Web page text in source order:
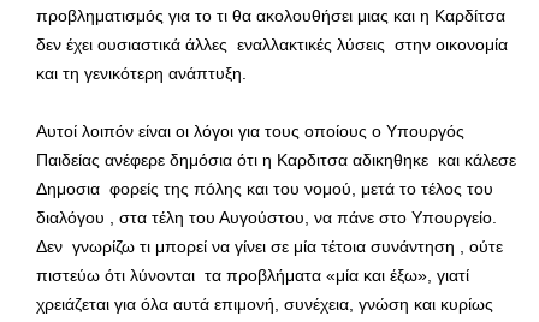
προβληματισμός για το τι θα ακολουθήσει μιας και η Καρδίτσα
δεν έχει ουσιαστικά άλλες εναλλακτικές λύσεις στην οικονομία
και τη γενικότερη ανάπτυξη.
Αυτοί λοιπόν είναι οι λόγοι για τους οποίους ο Υπουργός
Παιδείας ανέφερε δημόσια ότι η Καρδιτσα αδικηθηκε και κάλεσε
Δημοσια φορείς της πόλης και του νομού, μετά το τέλος του
διαλόγου , στα τέλη του Αυγούστου, να πάνε στο Υπουργείο.
Δεν γνωρίζω τι μπορεί να γίνει σε μία τέτοια συνάντηση , ούτε
πιστεύω ότι λύνονται τα προβλήματα «μία και έξω», γιατί
χρειάζεται για όλα αυτά επιμονή, συνέχεια, γνώση και κυρίως